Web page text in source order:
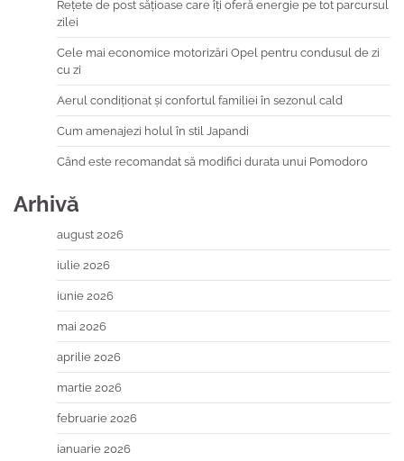
Rețete de post sățioase care îți oferă energie pe tot parcursul
zilei
Cele mai economice motorizări Opel pentru condusul de zi
cu zi
Aerul condiționat și confortul familiei în sezonul cald
Cum amenajezi holul în stil Japandi
Când este recomandat să modifici durata unui Pomodoro
Arhivă
august 2026
iulie 2026
iunie 2026
mai 2026
aprilie 2026
martie 2026
februarie 2026
ianuarie 2026